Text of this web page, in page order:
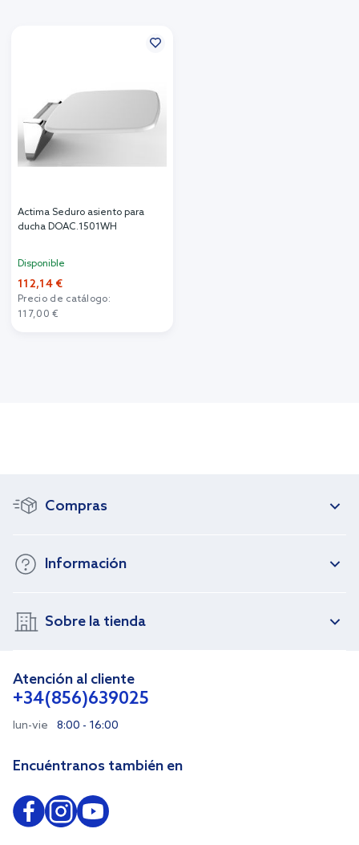
Actima Seduro asiento para
ducha DOAC.1501WH
Disponible
112,14 €
Precio de catálogo:
117,00 €
Compras
Información
Sobre la tienda
Atención al cliente
+34(856)639025
lun-vie 8:00 - 16:00
Encuéntranos también en